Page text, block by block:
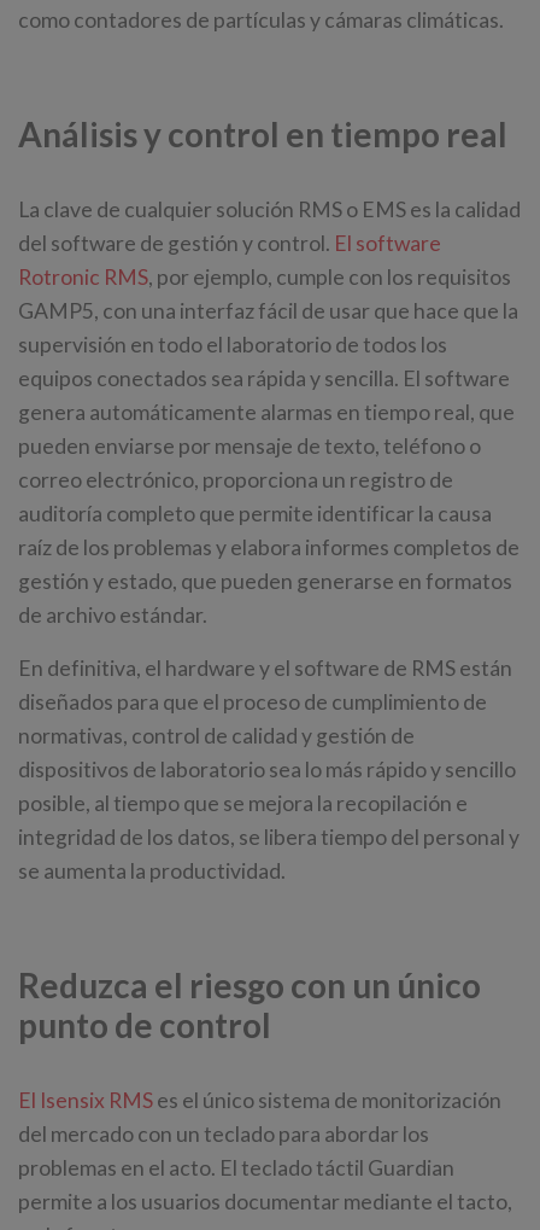
como contadores de partículas y cámaras climáticas.
Análisis y control en tiempo real
La clave de cualquier solución RMS o EMS es la calidad
del software de gestión y control. El software
Rotronic RMS, por ejemplo, cumple con los requisitos
GAMP5, con una interfaz fácil de usar que hace que la
supervisión en todo el laboratorio de todos los
equipos conectados sea rápida y sencilla. El software
genera automáticamente alarmas en tiempo real, que
pueden enviarse por mensaje de texto, teléfono o
correo electrónico, proporciona un registro de
auditoría completo que permite identificar la causa
raíz de los problemas y elabora informes completos de
gestión y estado, que pueden generarse en formatos
de archivo estándar.
En definitiva, el hardware y el software de RMS están
diseñados para que el proceso de cumplimiento de
normativas, control de calidad y gestión de
dispositivos de laboratorio sea lo más rápido y sencillo
posible, al tiempo que se mejora la recopilación e
integridad de los datos, se libera tiempo del personal y
se aumenta la productividad.
Reduzca el riesgo con un único
punto de control
El Isensix RMSes el único sistema de monitorización
del mercado con un teclado para abordar los
problemas en el acto. El teclado táctil Guardian
permite a los usuarios documentar mediante el tacto,